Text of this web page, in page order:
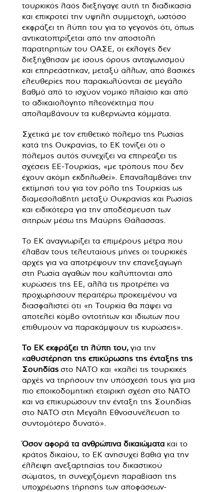
τουρκικός λαός διεξήγαγε αυτή τη διαδικασία
και επικροτεί την υψηλή συμμετοχή, ωστόσο
εκφράζει τη λύπη του για το γεγονός ότι, όπως
αντικατοπτρίζεται από την αποστολή
παρατηρητών του ΟΑΣΕ, οι εκλογές δεν
διεξήχθησαν με ίσους όρους ανταγωνισμού
και επηρεάστηκαν, μεταξύ άλλων, από βασικές
ελευθερίες που παρακωλύονται σε μεγάλο
βαθμό από το ισχύον νομικό πλαίσιο και από
το αδικαιολόγητο πλεονέκτημα που
απολαμβάνουν τα κυβερνώντα κόμματα.
Σχετικά με τον επιθετικό πόλεμο της Ρωσίας
κατά της Ουκρανίας, το ΕΚ τονίζει ότι ο
πόλεμος αυτός συνεχίζει να επηρεάζει τις
σχέσεις ΕΕ-Τουρκίας, «με τρόπους που δεν
έχουν ακόμη εκδηλωθεί». Επαναλαμβάνει την
εκτίμησή του για τον ρόλο της Τουρκίας ως
διαμεσολαβητή μεταξύ Ουκρανίας και Ρωσίας
και ειδικότερα για την αποδέσμευση των
σιτηρών μέσω της Μαύρης Θάλασσας.
Το ΕΚ αναγνωρίζει τα επιμέρους μέτρα που
έλαβαν τους τελευταίους μήνες οι τουρκικές
αρχές για να αποτρέψουν την επανεξαγωγή
στη Ρωσία αγαθών που καλύπτονται από
κυρώσεις της ΕΕ, αλλά τις προτρέπει να
προχωρήσουν περαιτέρω προκειμένου να
διασφαλιστεί ότι «η Τουρκία θα πάψει να
αποτελεί κόμβο οντοτήτων και ιδιωτών που
επιθυμούν να παρακάμψουν τις κυρώσεις».
Το ΕΚ εκφράζει τη λύπη του, για την
καθυστέρηση της επικύρωσης της ένταξης της
Σουηδίας στο ΝΑΤΟ και «καλεί τις τουρκικές
αρχές να τηρήσουν την υπόσχεσή τους για μια
πιο εποικοδομητική εταιρική σχέση στο ΝΑΤΟ
και να επικυρώσουν την ένταξη της Σουηδίας
στο ΝΑΤΟ στη Μεγάλη Εθνοσυνέλευση το
συντομότερο δυνατό».
Όσον αφορά τα ανθρώπινα δικαιώματα και το
κράτος δικαίου, το ΕΚ ανησυχεί βαθιά για την
έλλειψη ανεξαρτησίας του δικαστικού
σώματος, τη συνεχιζόμενη παραβίαση της
υποχρέωσης τήρησης των αποφάσεων-